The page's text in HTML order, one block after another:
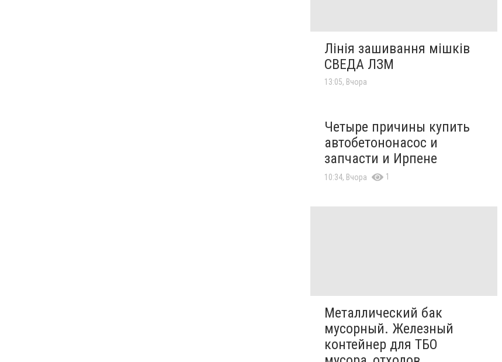
Лінія зашивання мішків
СВЕДА ЛЗМ
13:05, Вчора
Четыре причины купить
автобетононасос и
запчасти и Ирпене
10:34, Вчора 1
Металлический бак
мусорный. Железный
контейнер для ТБО